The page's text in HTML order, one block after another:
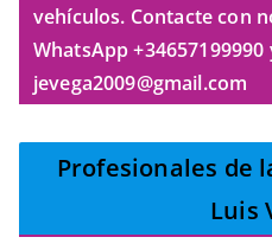
vehículos. Contacte con
WhatsApp +34657199990
jevega2009@gmail.com
Profesionales de
Luis